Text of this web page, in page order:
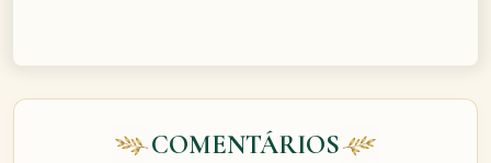
COMENTÁRIOS